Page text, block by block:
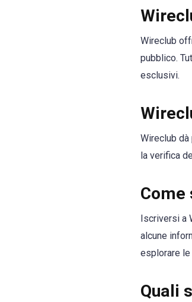
Wireclub
pubblico.
esclusivi.
Wireclub
la verifica
Come
Iscriversi a
alcune
esplorare
Quali